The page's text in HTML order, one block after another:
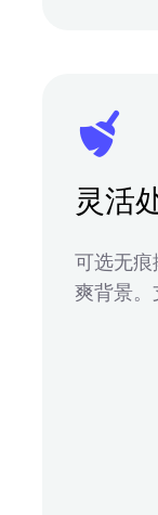
灵活
可选无痕
爽背景。